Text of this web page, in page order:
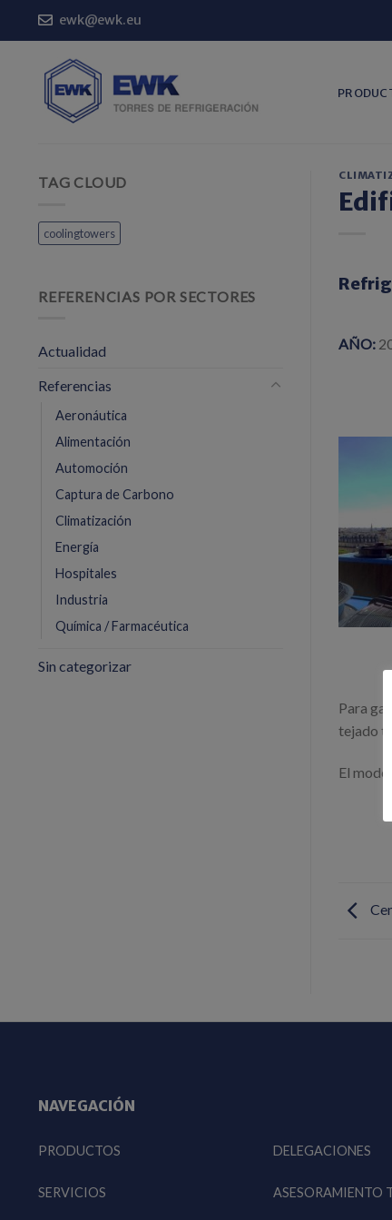
ewk@ewk.eu
TAG CLOUD
coolingtowers
REFERENCIAS POR SECTORES
Actualidad
Referencias
Aeronáutica
Alimentación
Automoción
Captura de Carbono
Climatización
Energía
Hospitales
Industria
Química / Farmacéutica
Sin categorizar
AÑO:
Para
tejado
El
NAVEGACIÓN
PRODUCTOS
SERVICIOS
DELEGACIONES
ASESORAMIENTO